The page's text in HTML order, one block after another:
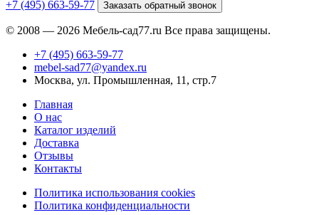
+7 (495) 663-59-77 Заказать обратный звонок
© 2008 — 2026 Мебель-сад77.ru Все права защищены.
+7 (495) 663-59-77
mebel-sad77@yandex.ru
Москва, ул. Промышленная, 11, стр.7
Главная
О нас
Каталог изделий
Доставка
Отзывы
Контакты
Политика использования cookies
Политика конфиденциальности